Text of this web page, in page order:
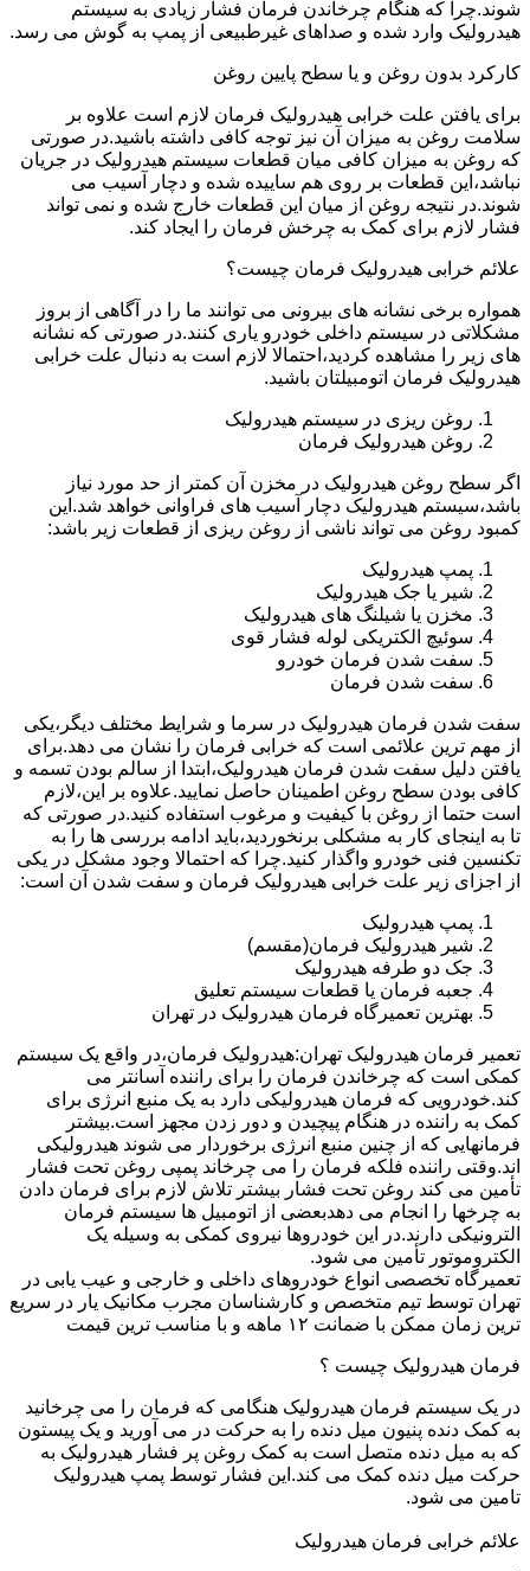
شوند.چرا که هنگام چرخاندن فرمان فشار زیادی به سیستم
هیدرولیک وارد شده و صداهای غیرطبیعی از پمپ به گوش می رسد.
کارکرد بدون روغن و یا سطح پایین روغن
برای یافتن علت خرابی هیدرولیک فرمان لازم است علاوه بر
سلامت روغن به میزان آن نیز توجه کافی داشته باشید.در صورتی
که روغن به میزان کافی میان قطعات سیستم هیدرولیک در جریان
نباشد،این قطعات بر روی هم ساییده شده و دچار آسیب می
شوند.در نتیجه روغن از میان این قطعات خارج شده و نمی تواند
فشار لازم برای کمک به چرخش فرمان را ایجاد کند.
علائم خرابی هیدرولیک فرمان چیست؟
همواره برخی نشانه های بیرونی می توانند ما را در آگاهی از بروز
مشکلاتی در سیستم داخلی خودرو یاری کنند.در صورتی که نشانه
های زیر را مشاهده کردید،احتمالا لازم است به دنبال علت خرابی
هیدرولیک فرمان اتومبیلتان باشید.
روغن ریزی در سیستم هیدرولیک
روغن هیدرولیک فرمان
اگر سطح روغن هیدرولیک در مخزن آن کمتر از حد مورد نیاز
باشد،سیستم هیدرولیک دچار آسیب های فراوانی خواهد شد.این
کمبود روغن می تواند ناشی از روغن ریزی از قطعات زیر باشد:
پمپ هیدرولیک
شیر یا جک هیدرولیک
مخزن یا شیلنگ های هیدرولیک
سوئیچ الکتریکی لوله فشار قوی
سفت شدن فرمان خودرو
سفت شدن فرمان
سفت شدن فرمان هیدرولیک در سرما و شرایط مختلف دیگر،یکی
از مهم ترین علائمی است که خرابی فرمان را نشان می دهد.برای
یافتن دلیل سفت شدن فرمان هیدرولیک،ابتدا از سالم بودن تسمه و
کافی بودن سطح روغن اطمینان حاصل نمایید.علاوه بر این،لازم
است حتما از روغن با کیفیت و مرغوب استفاده کنید.در صورتی که
تا به اینجای کار به مشکلی برنخوردید،باید ادامه بررسی ها را به
تکنسین فنی خودرو واگذار کنید.چرا که احتمالا وجود مشکل در یکی
از اجزای زیر علت خرابی هیدرولیک فرمان و سفت شدن آن است:
پمپ هیدرولیک
شیر هیدرولیک فرمان(مقسم)
جک دو طرفه هیدرولیک
جعبه فرمان یا قطعات سیستم تعلیق
بهترین تعمیرگاه فرمان هیدرولیک در تهران
تعمیر فرمان هیدرولیک تهران:هیدرولیک فرمان،در واقع یک سیستم
کمکی است که چرخاندن فرمان را برای راننده آسانتر می
کند.خودرویی که فرمان هیدرولیکی دارد به یک منبع انرژی برای
کمک به راننده در هنگام پیچیدن و دور زدن مجهز است.بیشتر
فرمانهایی که از چنین منبع انرژی برخوردار می شوند هیدرولیکی
اند.وقتی راننده فلکه فرمان را می چرخاند پمپی روغن تحت فشار
تأمین می کند روغن تحت فشار بیشتر تلاش لازم برای فرمان دادن
به چرخها را انجام می دهدبعضی از اتومبیل ها سیستم فرمان
الترونیکی دارند.در این خودروها نیروی کمکی به وسیله یک
الکتروموتور تأمین می شود.
تعمیرگاه تخصصی انواع خودروهای داخلی و خارجی و عیب یابی در
تهران توسط تیم متخصص و کارشناسان مجرب مکانیک یار در سریع
ترین زمان ممکن با ضمانت ۱۲ ماهه و با مناسب ترین قیمت
فرمان هیدرولیک چیست ؟
در یک سیستم فرمان هیدرولیک هنگامی که فرمان را می چرخانید
به کمک دنده پنیون میل دنده را به حرکت در می آورید و یک پیستون
که به میل دنده متصل است به کمک روغن پر فشار هیدرولیک به
حرکت میل دنده کمک می کند.این فشار توسط پمپ هیدرولیک
تامین می شود.
علائم خرابی فرمان هیدرولیک